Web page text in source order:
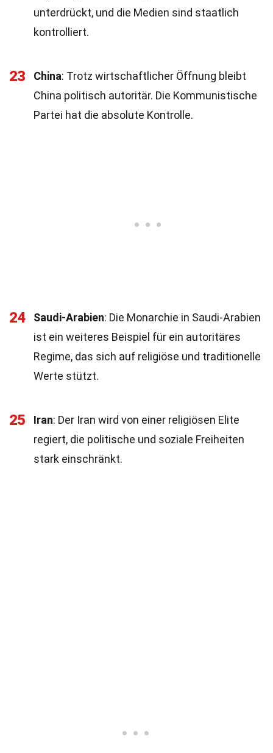
unterdrückt, und die Medien sind staatlich
kontrolliert.
23 China: Trotz wirtschaftlicher Öffnung bleibt
China politisch autoritär. Die Kommunistische
Partei hat die absolute Kontrolle.
24 Saudi-Arabien: Die Monarchie in Saudi-Arabien
ist ein weiteres Beispiel für ein autoritäres
Regime, das sich auf religiöse und traditionelle
Werte stützt.
25 Iran: Der Iran wird von einer religiösen Elite
regiert, die politische und soziale Freiheiten
stark einschränkt.